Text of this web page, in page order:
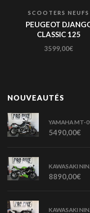
SCOOTERS NEUFS
PEUGEOT
CLASSIC 125
3599,00€
NOUVEAUTÉS
YAMAHA MT-
5490,00€
KAWASAKI
8890,00€
KAWASAKI